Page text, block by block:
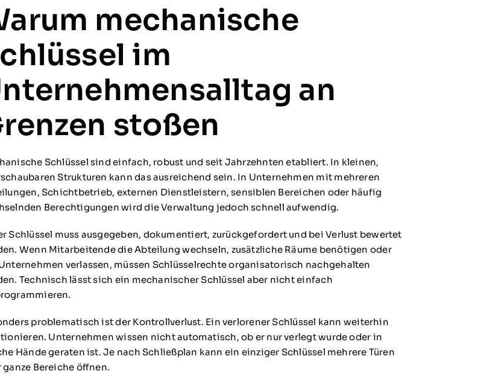
mechanische
im
an
stoßen
Schlüssel sind einfach, robust und seit Jahrzehnten etabliert. In kleinen,
Strukturen kann das ausreichend sein. In Unternehmen mit mehreren
Schichtbetrieb, externen Dienstleistern, sensiblen Bereichen oder häufig
Berechtigungen wird die Verwaltung jedoch schnell aufwendig.
Schlüssel muss ausgegeben, dokumentiert, zurückgefordert und bei Verlust bewertet
Wenn Mitarbeitende die Abteilung wechseln, zusätzliche Räume benötigen oder
verlassen, müssen Schlüsselrechte organisatorisch nachgehalten
Technisch lässt sich ein mechanischer Schlüssel aber nicht einfach
problematisch ist der Kontrollverlust. Ein verlorener Schlüssel kann weiterhin
Unternehmen wissen nicht automatisch, ob er nur verlegt wurde oder in
Hände geraten ist. Je nach Schließplan kann ein einziger Schlüssel mehrere Türen
ganze Bereiche öffnen.